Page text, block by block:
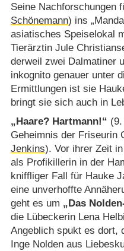
Seine Nachforschungen
Schönemann) ins
asiatisches Speiselokal
Tierärztin Jule
derweil zwei Dalmatiner
inkognito genauer unter
Ermittlungen ist sie
bringt sie sich auch in
„Haare? Hartmann!“
Geheimnis der Friseurin
Jenkins). Vor ihrer Zeit
als Profikillerin in der
kniffliger Fall für Hauke
eine unverhoffte
geht es um „Das
die Lübeckerin Lena
Angeblich spukt es dort,
Inge Nolden aus